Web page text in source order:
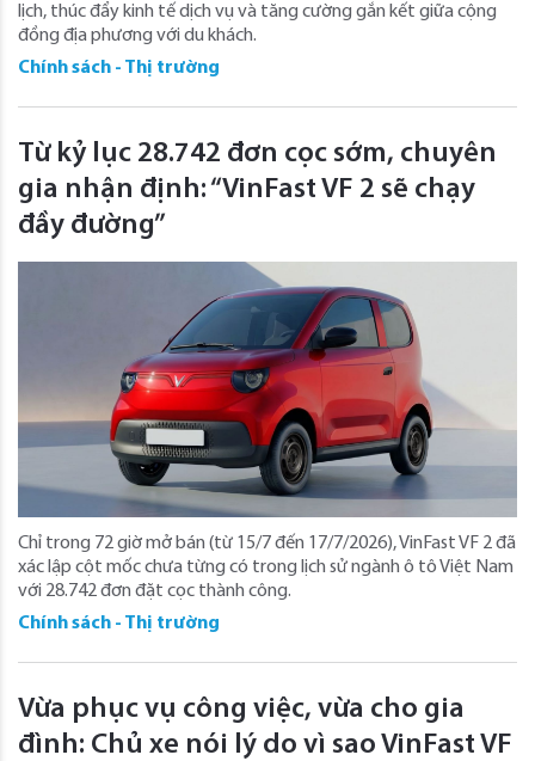
lịch, thúc đẩy kinh tế dịch vụ và tăng cường gắn kết giữa cộng
đồng địa phương với du khách.
Chính sách - Thị trường
Từ kỷ lục 28.742 đơn cọc sớm, chuyên
gia nhận định: “VinFast VF 2 sẽ chạy
đầy đường”
Chỉ trong 72 giờ mở bán (từ 15/7 đến 17/7/2026), VinFast VF 2 đã
xác lập cột mốc chưa từng có trong lịch sử ngành ô tô Việt Nam
với 28.742 đơn đặt cọc thành công.
Chính sách - Thị trường
Vừa phục vụ công việc, vừa cho gia
đình: Chủ xe nói lý do vì sao VinFast VF